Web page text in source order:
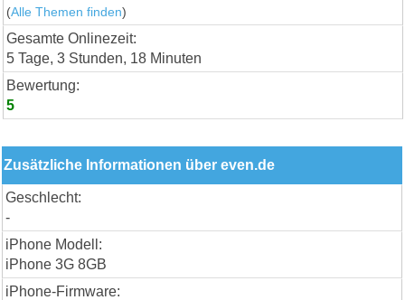
(Alle Themen finden)
Gesamte Onlinezeit:
5 Tage, 3 Stunden, 18 Minuten
Bewertung:
5
Zusätzliche Informationen über even.de
Geschlecht:
-
iPhone Modell:
iPhone 3G 8GB
iPhone-Firmware: